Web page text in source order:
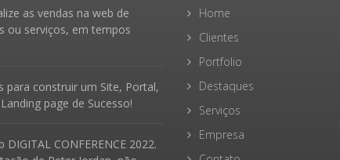
as vendas na web de
ou serviços, em tempos
para construir um Site, Portal,
page de Sucesso!
DIGITAL CONFERENCE 2022.
Home
Clientes
Portfolio
Destaques
Serviços
Empresa